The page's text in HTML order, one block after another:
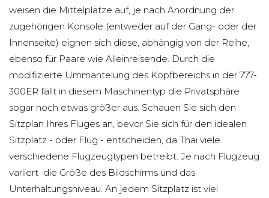
weisen die Mittelplätze auf, je nach Anordnung der
zugehörigen Konsole (entweder auf der Gang- oder der
Innenseite) eignen sich diese, abhängig von der Reihe,
ebenso für Paare wie Alleinreisende. Durch die
modifizierte Ummantelung des Kopfbereichs in der 777-
300ER fällt in diesem Maschinentyp die Privatsphäre
sogar noch etwas größer aus. Schauen Sie sich den
Sitzplan Ihres Fluges an, bevor Sie sich für den idealen
Sitzplatz - oder Flug - entscheiden, da Thai viele
verschiedene Flugzeugtypen betreibt. Je nach Flugzeug
variiert die Größe des Bildschirms und das
Unterhaltungsniveau. An jedem Sitzplatz ist viel